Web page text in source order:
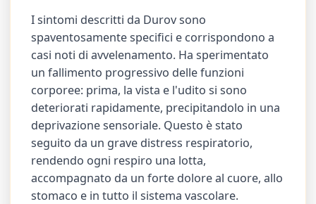
I sintomi descritti da Durov sono
spaventosamente specifici e corrispondono a
casi noti di avvelenamento. Ha sperimentato
un fallimento progressivo delle funzioni
corporee: prima, la vista e l'udito si sono
deteriorati rapidamente, precipitandolo in una
deprivazione sensoriale. Questo è stato
seguito da un grave distress respiratorio,
rendendo ogni respiro una lotta,
accompagnato da un forte dolore al cuore, allo
stomaco e in tutto il sistema vascolare.